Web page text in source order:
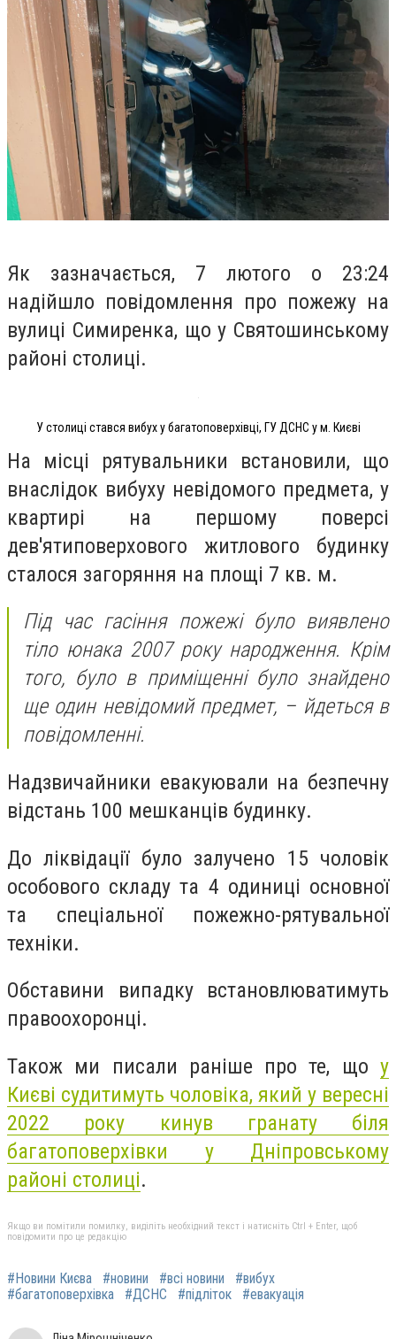
Як зазначається, 7 лютого о 23:24
надійшло повідомлення про пожежу на
вулиці Симиренка, що у Святошинському
районі столиці.
У столиці стався вибух у багатоповерхівці, ГУ ДСНС у м. Києві
На місці рятувальники встановили, що
внаслідок вибуху невідомого предмета, у
квартирі на першому поверсі
дев'ятиповерхового житлового будинку
сталося загоряння на площі 7 кв. м.
Під час гасіння пожежі було виявлено
тіло юнака 2007 року народження. Крім
того, було в приміщенні було знайдено
ще один невідомий предмет, – йдеться в
повідомленні.
Надзвичайники евакуювали на безпечну
відстань 100 мешканців будинку.
До ліквідації було залучено 15 чоловік
особового складу та 4 одиниці основної
та спеціальної пожежно-рятувальної
техніки.
Обставини випадку встановлюватимуть
правоохоронці.
Також ми писали раніше про те, що у
Києві судитимуть чоловіка, який у вересні
2022 року кинув гранату біля
багатоповерхівки у Дніпровському
районі столиці.
Якщо ви помітили помилку, виділіть необхідний текст і натисніть Ctrl + Enter, щоб
повідомити про це редакцію
#Новини Києва #новини #всі новини
#вибух
#багатоповерхівка
#ДСНС #підліток #евакуація